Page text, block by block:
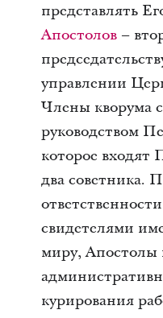
представлять
Апостолов–
управлении
Члены кворума
руководством
которое входят
два советника.
свидетелями
миру,
курирования